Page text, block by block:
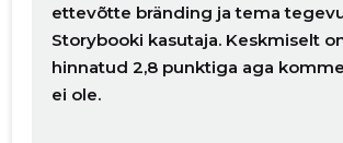
ettevõtte bränding ja tema
Storybooki kasutaja. Keskmiselt
hinnatud 2,8 punktiga aga
ei ole.